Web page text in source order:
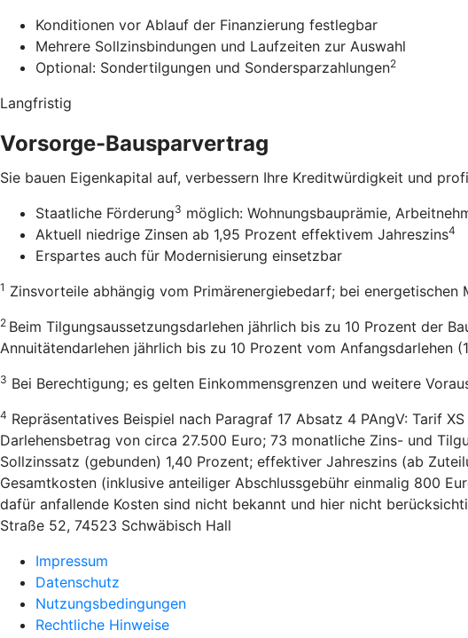
Konditionen vor Ablauf der Finanzierung festlegbar
Mehrere Sollzinsbindungen und Laufzeiten zur Auswahl
Optional: Sondertilgungen und Sondersparzahlungen2
Langfristig
Vorsorge-Bausparvertrag
Sie bauen Eigenkapital auf, verbessern Ihre Kreditwürdigkeit und
Staatliche Förderung3 möglich: Wohnungsbauprämie,
Aktuell niedrige Zinsen ab 1,95 Prozent effektivem Jahreszins4
Erspartes auch für Modernisierung einsetzbar
1 Zinsvorteile abhängig vom Primärenergiebedarf; bei
2 Beim Tilgungsaussetzungsdarlehen jährlich bis zu 10 Prozent der
Annuitätendarlehen jährlich bis zu 10 Prozent vom Anfangsdarlehen
3 Bei Berechtigung; es gelten Einkommensgrenzen und weitere
4 Repräsentatives Beispiel nach Paragraf 17 Absatz 4 PAngV: Tarif
Darlehensbetrag von circa 27.500 Euro; 73 monatliche Zins- und
Sollzinssatz (gebunden) 1,40 Prozent; effektiver Jahreszins (ab
Gesamtkosten (inklusive anteiliger Abschlussgebühr einmalig 800
dafür anfallende Kosten sind nicht bekannt und hier nicht
Straße 52, 74523 Schwäbisch Hall
Impressum
Datenschutz
Nutzungsbedingungen
Rechtliche Hinweise